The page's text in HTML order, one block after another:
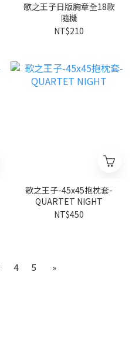
歌之王子日版胸章全18款
隨機
NT$210
歌之王子-45x45抱枕套-
QUARTET NIGHT
NT$450
4 5 »